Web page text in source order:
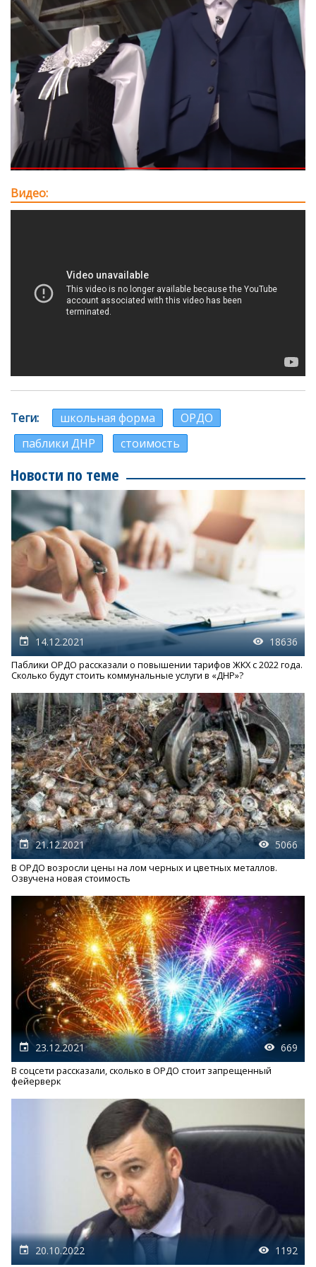
Видео
Теги школьная форма
ОРДО
паблики ДНР
стоимость
Новости по теме
14.12.2021 18636
Паблики ОРДО рассказали о повышении тарифов ЖКХ с 2022 года.
Сколько будут стоить коммунальные услуги в «ДНР»?
21.12.2021 5066
В ОРДО возросли цены на лом черных и цветных металлов.
Озвучена новая стоимость
23.12.2021 669
В соцсети рассказали, сколько в ОРДО стоит запрещенный
фейерверк
20.10.2022 1192